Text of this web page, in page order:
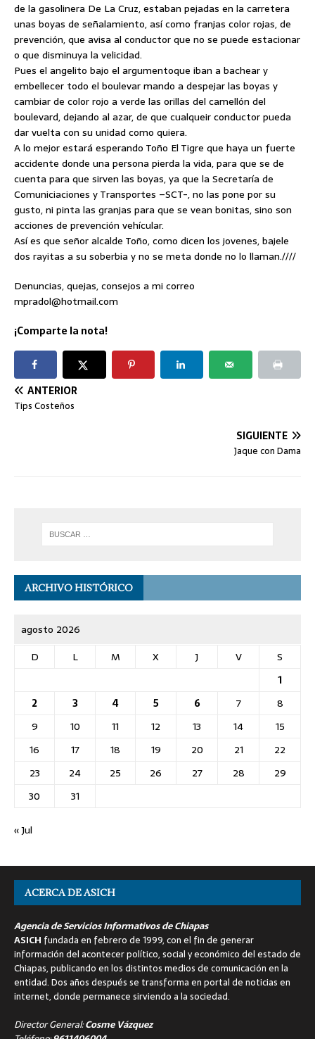
de la gasolinera De La Cruz, estaban pejadas en la carretera
unas boyas de señalamiento, así como franjas color rojas, de
prevención, que avisa al conductor que no se puede estacionar
o que disminuya la velicidad.
Pues el angelito bajo el argumentoque iban a bachear y
embellecer todo el boulevar mando a despejar las boyas y
cambiar de color rojo a verde las orillas del camellón del
boulevard, dejando al azar, de que cualqueir conductor pueda
dar vuelta con su unidad como quiera.
A lo mejor estará esperando Toño El Tigre que haya un fuerte
accidente donde una persona pierda la vida, para que se de
cuenta para que sirven las boyas, ya que la Secretaría de
Comuniciaciones y Transportes –SCT-, no las pone por su
gusto, ni pinta las granjas para que se vean bonitas, sino son
acciones de prevención vehícular.
Así es que señor alcalde Toño, como dicen los jovenes, bajele
dos rayitas a su soberbia y no se meta donde no lo llaman.////
Denuncias, quejas, consejos a mi correo
mpradol@hotmail.com
¡Comparte la nota!
ANTERIOR
Tips Costeños
SIGUIENTE
Jaque con Dama
ARCHIVO HISTÓRICO
agosto 2026
D
L M X J V
S
1
2
3 4 5 6 7
8
9
10 11 12 13 14
15
16
17 18 19 20 21
22
23
24 25 26 27 28
29
30
31
« Jul
ACERCA DE ASICH
Agencia de Servicios Informativos de Chiapas
ASICH fundada en febrero de 1999, con el fin de generar
información del acontecer político, social y económico del estado de
Chiapas, publicando en los distintos medios de comunicación en la
entidad. Dos años después se transforma en portal de noticias en
internet, donde permanece sirviendo a la sociedad.
Director General:Cosme Vázquez